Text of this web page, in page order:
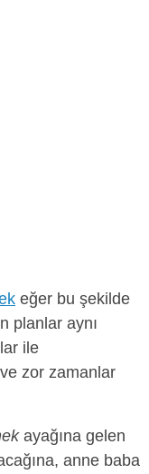
eğer bu şekilde
planlar aynı
ile
ve zor zamanlar
ayağına gelen
anne baba